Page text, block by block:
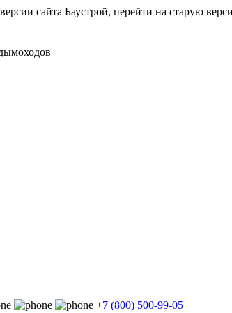
сайта Баустрой, перейти на старую
+7 (800) 500-99-05